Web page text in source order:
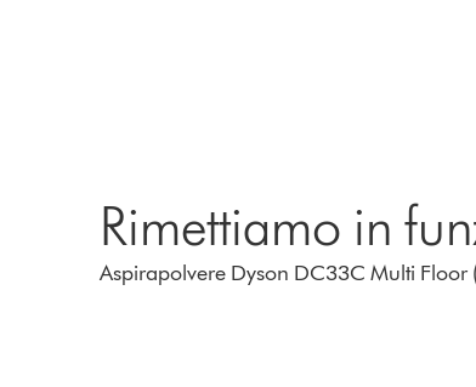
Rimettiamo in
Aspirapolvere Dyson DC33C Multi